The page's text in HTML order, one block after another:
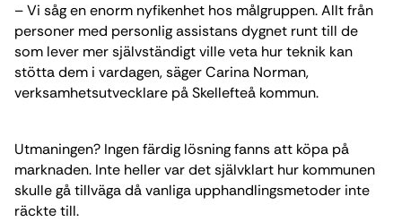
– Vi såg en enorm nyfikenhet hos målgruppen. Allt från
personer med personlig assistans dygnet runt till de
som lever mer självständigt ville veta hur teknik kan
stötta dem i vardagen, säger Carina Norman,
verksamhetsutvecklare på Skellefteå kommun.
Utmaningen? Ingen färdig lösning fanns att köpa på
marknaden. Inte heller var det självklart hur kommunen
skulle gå tillväga då vanliga upphandlingsmetoder inte
räckte till.